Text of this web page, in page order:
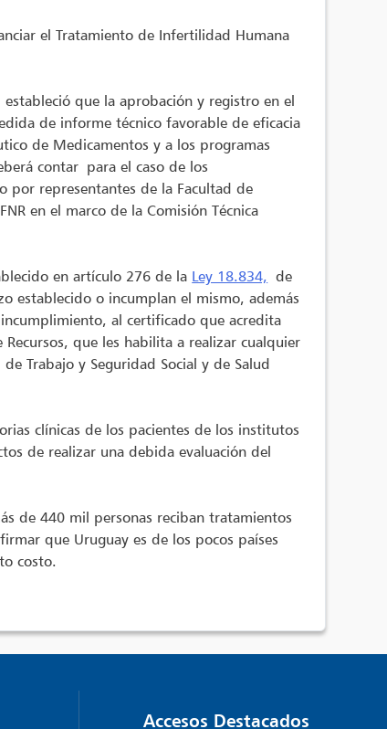
el Tratamiento de Infertilidad Humana
que la aprobación y registro en el
de informe técnico favorable de eficacia
de Medicamentos y a los programas
contar para el caso de los
por representantes de la Facultad de
en el marco de la Comisión Técnica
en artículo 276 de la Ley 18.834, de
establecido o incumplan el mismo, además
al certificado que acredita
que les habilita a realizar cualquier
Trabajo y Seguridad Social y de Salud
clínicas de los pacientes de los institutos
de realizar una debida evaluación del
de 440 mil personas reciban tratamientos
que Uruguay es de los pocos países
costo.
Accesos Destacados